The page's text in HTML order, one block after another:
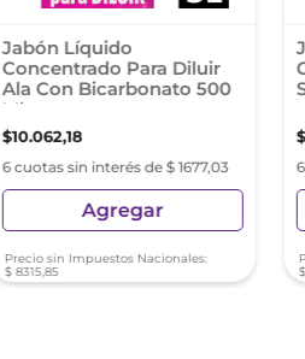
Jabón Líquido
Concentrado Para Diluir
Ala Con Bicarbonato 500
Ml
$10.062,18
6 cuotas sin interés de $ 1677,03
Agregar
Precio sin Impuestos Nacionales:
$ 8315,85
$